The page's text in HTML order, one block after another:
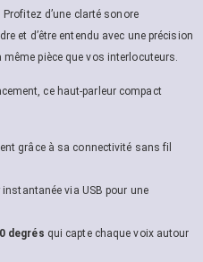
d’une clarté sonore
et d’être entendu avec une précision
pièce que vos interlocuteurs.
ce haut-parleur compact
grâce à sa connectivité sans fil
instantanée via USB pour une
degrés qui capte chaque voix autour